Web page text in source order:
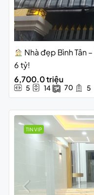
Nhà đẹp Bình Tân
6 tỷ!
6,700.0 triệu
5 14 70 5
TIN VIP